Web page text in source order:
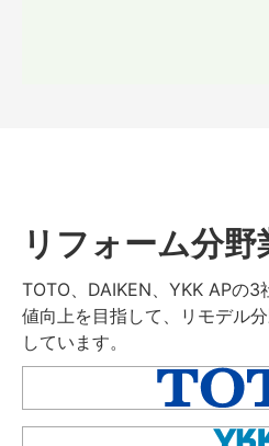
リフォーム分
TOTO、DAIKEN、YKK APの3
値向上を目指して、リモデル
しています。